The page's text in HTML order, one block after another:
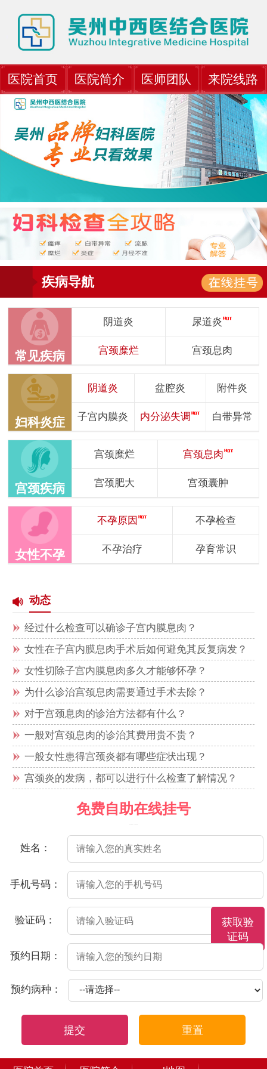
医院首页 医院简介 医师团队 来院线路
疾病导航
常见疾病
阴道炎 尿道炎
宫颈糜烂 宫颈息肉
妇科炎症
阴道炎 盆腔炎 附件炎
子宫内膜炎 内分泌失调 白带异常
宫颈疾病
宫颈糜烂 宫颈息肉
宫颈肥大 宫颈囊肿
女性不孕
不孕原因 不孕检查
不孕治疗 孕育常识
动态
经过什么检查可以确诊子宫内膜息肉？
女性在子宫内膜息肉手术后如何避免其反复病发？
女性切除子宫内膜息肉多久才能够怀孕？
为什么诊治宫颈息肉需要通过手术去除？
对于宫颈息肉的诊治方法都有什么？
一般对宫颈息肉的诊治其费用贵不贵？
一般女性患得宫颈炎都有哪些症状出现？
宫颈炎的发病，都可以进行什么检查了解情况？
免费自助在线挂号
姓名：
手机号码：
验证码：
获取验
证码
预约日期：
预约病种：
提交 重置